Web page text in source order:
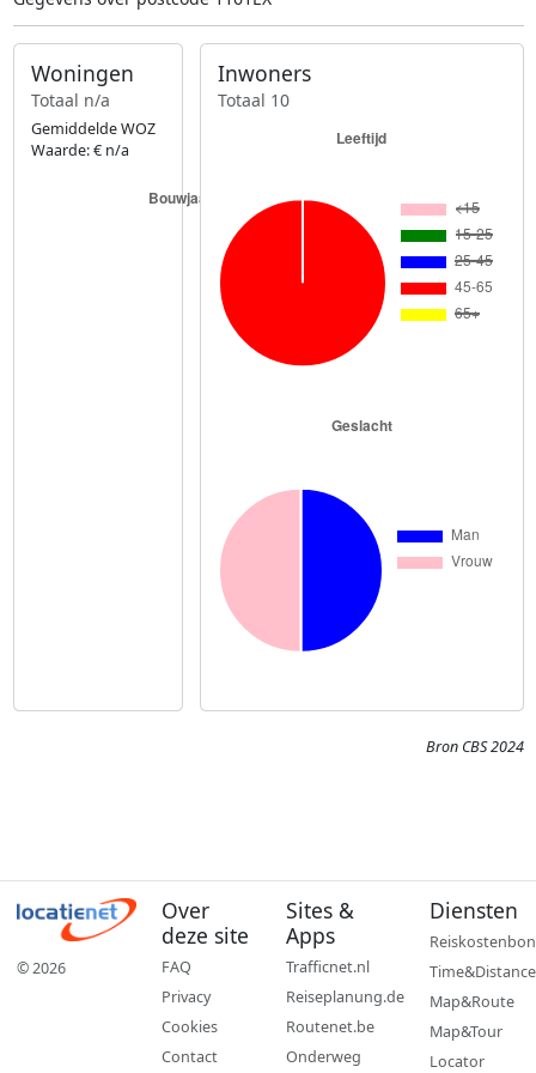
Woningen
Totaal n/a
Gemiddelde WOZ
Waarde: € n/a
Inwoners
Totaal 10
Bron CBS 2024
© 2026
Over
deze site
FAQ
Privacy
Cookies
Contact
Sites &
Apps
Trafficnet.nl
Reiseplanung.de
Routenet.be
Onderweg
Diensten
Reiskostenbon
Time&Distance
Map&Route
Map&Tour
Locator